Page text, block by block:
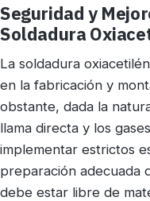
Seguridad y
Soldadura
La soldadura
en la fabricación y
obstante, dada la
llama directa y los
implementar estrictos
preparación adecuada
debe estar libre de